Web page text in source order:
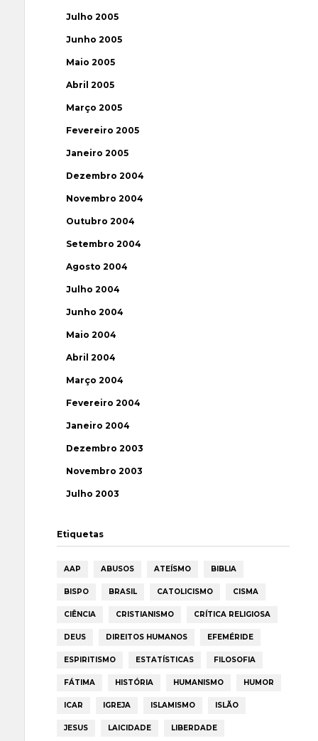
Julho 2005
Junho 2005
Maio 2005
Abril 2005
Março 2005
Fevereiro 2005
Janeiro 2005
Dezembro 2004
Novembro 2004
Outubro 2004
Setembro 2004
Agosto 2004
Julho 2004
Junho 2004
Maio 2004
Abril 2004
Março 2004
Fevereiro 2004
Janeiro 2004
Dezembro 2003
Novembro 2003
Julho 2003
Etiquetas
AAP ABUSOS ATEÍSMO BIBLIA
BISPO BRASIL CATOLICISMO CISMA
CIÊNCIA CRISTIANISMO CRÍTICA RELIGIOSA
DEUS DIREITOS HUMANOS EFEMÉRIDE
ESPIRITISMO ESTATÍSTICAS FILOSOFIA
FÁTIMA HISTÓRIA HUMANISMO HUMOR
ICAR IGREJA ISLAMISMO ISLÃO
JESUS LAICIDADE LIBERDADE